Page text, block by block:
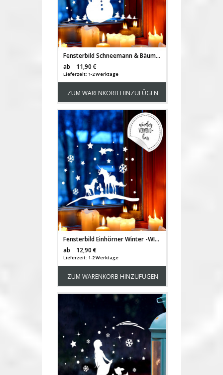
Fensterbild Schneemann & Bäume Fensterdeko Winterlandschaft + Sterne & Schneeflocken selbstklebend für Kinder M2257
ab
11,90 €
Lieferzeit: 1-2 Werktage
ZUM WARENKORB HINZUFÜGEN
Fensterbild Einhörner Winter -WIEDERVERWENDBAR- Fensterdeko Einhorn Fensterbilder Winterlandschaft + Sterne & Schneeflocken M2259
ab
12,90 €
Lieferzeit: 1-2 Werktage
ZUM WARENKORB HINZUFÜGEN